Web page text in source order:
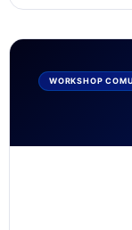
WORKSHOP